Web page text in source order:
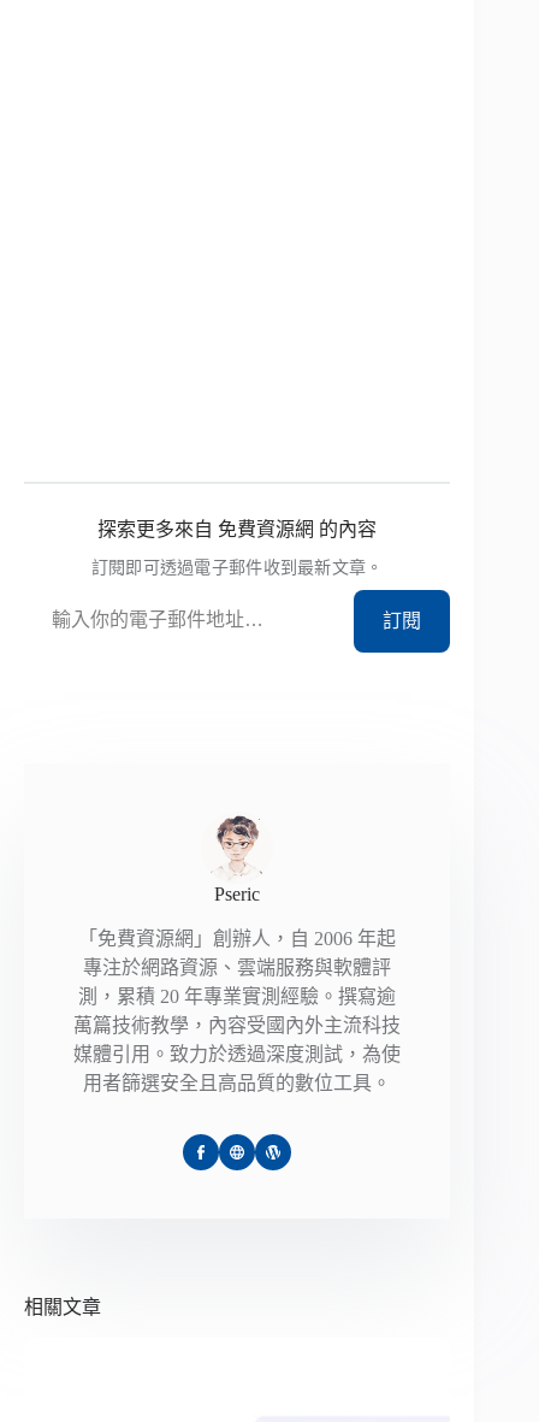
探索更多來自 免費資源網 的內容
訂閱即可透過電子郵件收到最新文章。
訂閱
Pseric
「免費資源網」創辦人，自 2006 年起
專注於網路資源、雲端服務與軟體評
測，累積 20 年專業實測經驗。撰寫逾
萬篇技術教學，內容受國內外主流科技
媒體引用。致力於透過深度測試，為使
用者篩選安全且高品質的數位工具。
相關文章